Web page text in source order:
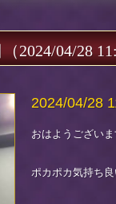
（2024/04/28
2024/04/28
おはようござい
ポカポカ気持ち